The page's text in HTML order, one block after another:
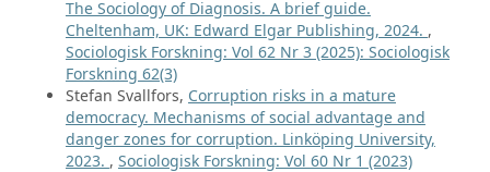
The Sociology of Diagnosis. A brief guide.
Cheltenham, UK: Edward Elgar Publishing, 2024. ,
Sociologisk Forskning: Vol 62 Nr 3 (2025): Sociologisk
Forskning 62(3)
Stefan Svallfors, Corruption risks in a mature
democracy. Mechanisms of social advantage and
danger zones for corruption. Linköping University,
2023. , Sociologisk Forskning: Vol 60 Nr 1 (2023)